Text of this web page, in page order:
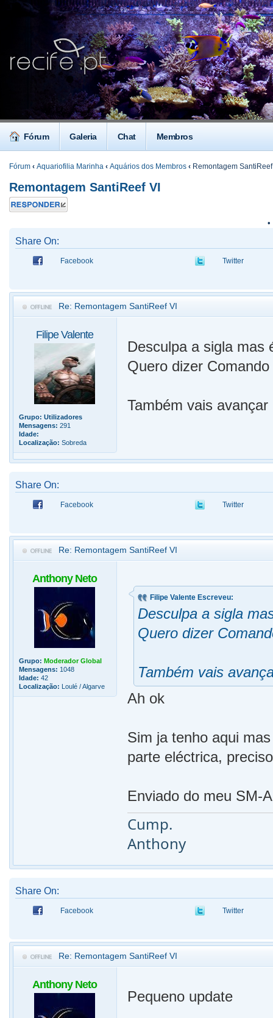
Fórum Galeria Chat Membros
Fórum ‹ Aquariofilia Marinha ‹ Aquários dos Membros ‹ Remontagem
Remontagem SantiReef VI
Responder
•
Share On:
Facebook Twitter
Re: Remontagem SantiReef VI
Filipe Valente
Grupo: Utilizadores
Mensagens: 291
Idade:
Localização: Sobreda
Desculpa a sigla mas
Quero dizer
Também vais
Share On:
Facebook Twitter
Re: Remontagem SantiReef VI
Anthony Neto
Grupo: Moderador Global
Mensagens: 1048
Idade: 42
Localização: Loulé / Algarve
Filipe Valente Escreveu:
Desculpa a sigla
Quero dizer
Também vais
Ah ok
Sim ja tenho aqui
parte eléctrica,
Enviado do meu SM-
Cump.
Anthony
Share On:
Facebook Twitter
Re: Remontagem SantiReef VI
Anthony Neto
Pequeno update